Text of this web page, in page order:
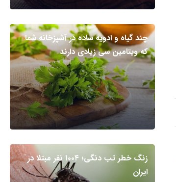
چند گیاه و ادویه ساده در آشپزخانه شما
که ویتامین سی زیادی دارند
زنگ خطر تب دنگی؛ ۱۰۰۴ نفر مبتلا در
ایران